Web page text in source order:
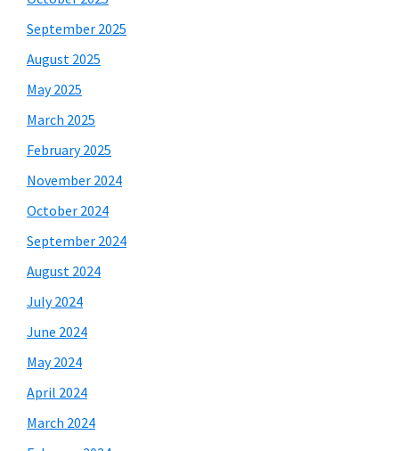
September 2025
August 2025
May 2025
March 2025
February 2025
November 2024
October 2024
September 2024
August 2024
July 2024
June 2024
May 2024
April 2024
March 2024